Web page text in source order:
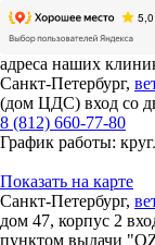
адреса наших
Санкт-Петербург,
(дом ЦДС) вход со
8 (812) 660-77-80
График работы:
Показать на карте
Санкт-Петербург,
дом 47, корпус 2
пунктом выдачи